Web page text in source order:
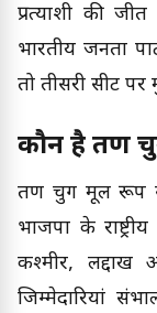
प्रत्याशी की
भारतीय जनता
तो तीसरी सीट पर
कौन है तरुण
तरुण चुग मूल रूप
भाजपा के
कश्मीर,
जिम्मेदारियां